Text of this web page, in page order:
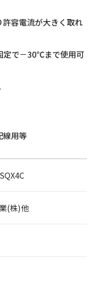
容電流が大きく取れ
定で－30℃まで使用可
線用等
(株)他